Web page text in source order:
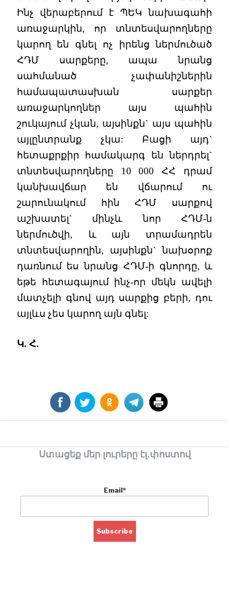
Ինչ վերաբերում է ՊԵԿ նախագահի
առաջարկին, որ տնտեսվարողները
կարող են գնել ոչ իրենց ներմուծած
ՀԴՄ սարքերը, ապա նրանց
սահմանած չափանիշներին
համապատասխան սարքեր
առաջարկողներ այս պահին
շուկայում չկան, այսինքն` այս պահին
այլընտրանք չկա: Բացի այդ`
հետաքրքիր համակարգ են ներդրել`
տնտեսվարողները 10 000 ՀՀ դրամ
կանխավճար են վճարում ու
շարունակում հին ՀԴՄ սարքով
աշխատել` մինչև նոր ՀԴՄ-ն
ներմուծվի, և այն տրամադրեն
տնտեսվարողին, այսինքն` նախօրոք
դառնում ես նրանց ՀԴՄ-ի գնորդը, և
եթե հետագայում ինչ-որ մեկն ավելի
մատչելի գնով այդ սարքից բերի, դու
այլևս չես կարող այն գնել:
Կ. Հ.
Ստացեք մեր լուրերը էլ.փոստով
Email*